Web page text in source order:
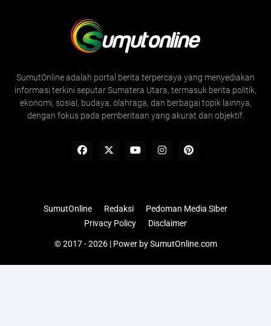
SumutOnline adalah portal berita terpercaya yang menyediakan
informasi terkini seputar Sumatera Utara, termasuk berita politik,
ekonomi, sosial, budaya, olahraga, dan berbagai topik lainnya,
dengan fokus pada pemberitaan yang akurat dan objektif.
© 2017 - 2026 | Power bySumutOnline.com
SumutOnline Redaksi
Pedoman Media Siber
Privacy Policy
Disclaimer